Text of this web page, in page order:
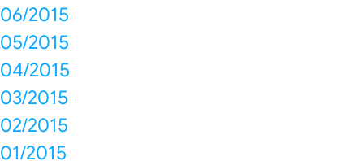
06/2015
05/2015
04/2015
03/2015
02/2015
01/2015